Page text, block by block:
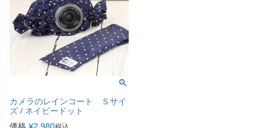
カメラのレインコート Ｓサイ
ズ / ネイビードット